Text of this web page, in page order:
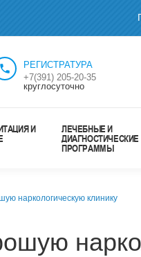
РЕГИСТРАТУРА
+7(391) 205-20-35
круглосуточно
И ЛЕЧЕБНЫЕ И
ДИАГНОСТИЧЕСКИЕ
ПРОГРАММЫ
наркологическую клинику